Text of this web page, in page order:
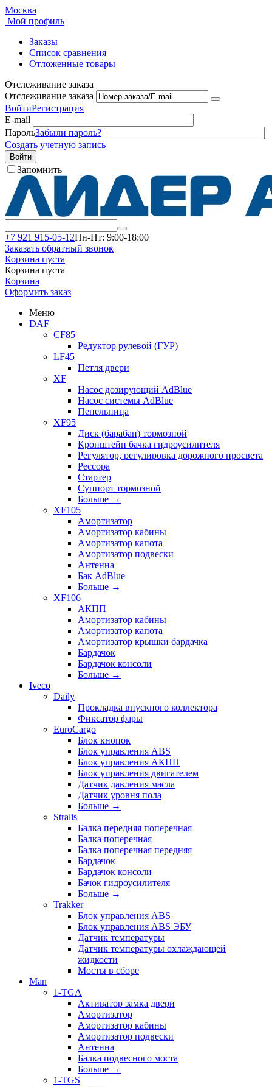
Москва
Мой профиль
Заказы
Список сравнения
Отложенные товары
Отслеживание заказа
Отслеживание заказа
ВойтиРегистрация
E-mail
ПарольЗабыли пароль?
Создать учетную запись
Войти
Запомнить
+7 921 915-05-12Пн-Пт: 9:00-18:00
Заказать обратный звонок
Корзина пуста
Корзина пуста
Корзина
Оформить заказ
Меню
DAF
CF85
Редуктор рулевой (ГУР)
LF45
Петля двери
XF
Насос дозирующий AdBlue
Насос системы AdBlue
Пепельница
XF95
Диск (барабан) тормозной
Кронштейн бачка гидроусилителя
Регулятор, регулировка дорожного просвета
Рессора
Стартер
Суппорт тормозной
Больше →
XF105
Амортизатор
Амортизатор кабины
Амортизатор капота
Амортизатор подвески
Антенна
Бак AdBlue
Больше →
XF106
АКПП
Амортизатор кабины
Амортизатор капота
Амортизатор крышки бардачка
Бардачок
Бардачок консоли
Больше →
Iveco
Daily
Прокладка впускного коллектора
Фиксатор фары
EuroCargo
Блок кнопок
Блок управления ABS
Блок управления АКПП
Блок управления двигателем
Датчик давления масла
Датчик уровня пола
Больше →
Stralis
Балка передняя поперечная
Балка поперечная
Балка поперечная передняя
Бардачок
Бардачок консоли
Бачок гидроусилителя
Больше →
Trakker
Блок управления ABS
Блок управления ABS ЭБУ
Датчик температуры
Датчик температуры охлаждающей
жидкости
Мосты в сборе
Man
1-TGA
Активатор замка двери
Амортизатор
Амортизатор кабины
Амортизатор подвески
Антенна
Балка подвесного моста
Больше →
1-TGS